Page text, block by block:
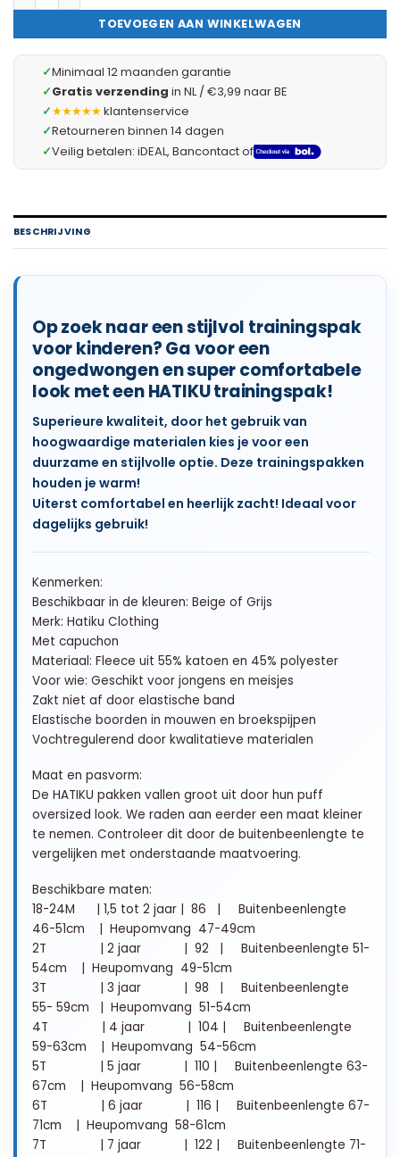
TOEVOEGEN AAN WINKELWAGEN
✓Minimaal 12 maanden garantie
✓Gratis verzending in NL / €3,99 naar BE
✓★★★★★klantenservice
✓Retourneren binnen 14 dagen
✓Veilig betalen: iDEAL, Bancontact of
BESCHRIJVING
Op zoek naar een stijlvol trainingspak
voor kinderen? Ga voor een
ongedwongen en super comfortabele
look met een HATIKU trainingspak!
Superieure kwaliteit, door het gebruik van
hoogwaardige materialen kies je voor een
duurzame en stijlvolle optie. Deze trainingspakken
houden je warm!
Uiterst comfortabel en heerlijk zacht! Ideaal voor
dagelijks gebruik!
Kenmerken:
Beschikbaar in de kleuren: Beige of Grijs
Merk: Hatiku Clothing
Met capuchon
Materiaal: Fleece uit 55% katoen en 45% polyester
Voor wie: Geschikt voor jongens en meisjes
Zakt niet af door elastische band
Elastische boorden in mouwen en broekspijpen
Vochtregulerend door kwalitatieve materialen
Maat en pasvorm:
De HATIKU pakken vallen groot uit door hun puff
oversized look. We raden aan eerder een maat kleiner
te nemen. Controleer dit door de buitenbeenlengte te
vergelijken met onderstaande maatvoering.
Beschikbare maten:
18-24M | 1,5 tot 2 jaar | 86 | Buitenbeenlengte
46-51cm | Heupomvang 47-49cm
2T | 2 jaar | 92 | Buitenbeenlengte 51-
54cm | Heupomvang 49-51cm
3T | 3 jaar | 98 | Buitenbeenlengte
55- 59cm | Heupomvang 51-54cm
4T | 4 jaar | 104 | Buitenbeenlengte
59-63cm | Heupomvang 54-56cm
5T | 5 jaar | 110 | Buitenbeenlengte 63-
67cm | Heupomvang 56-58cm
6T | 6 jaar | 116 | Buitenbeenlengte 67-
71cm | Heupomvang 58-61cm
7T | 7 jaar | 122 | Buitenbeenlengte 71-